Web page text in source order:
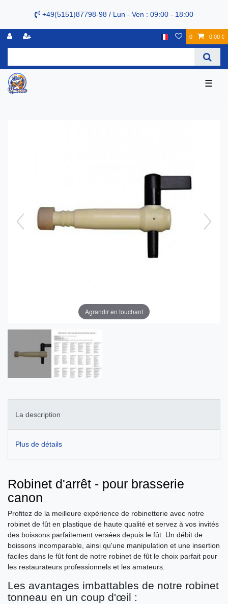
+49(5151)87798-98 / Lun - Ven : 09:00 - 18:00
0 0,00 €
☰
Agrandir en touchant
La description
Plus de détails
Robinet d'arrêt - pour brasserie
canon
Profitez de la meilleure expérience de robinetterie avec notre
robinet de fût en plastique de haute qualité et servez à vos invités
des boissons parfaitement versées depuis le fût. Un débit de
boissons incomparable, ainsi qu'une manipulation et une insertion
faciles dans le fût font de notre robinet de fût le choix parfait pour
les restaurateurs professionnels et les amateurs.
Les avantages imbattables de notre robinet
tonneau en un coup d'œil :